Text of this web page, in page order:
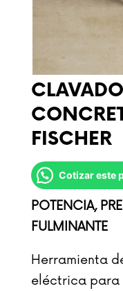
FISCHER
Cotizar este
POTENCIA,
FULMINANTE
Herramienta
eléctrica para